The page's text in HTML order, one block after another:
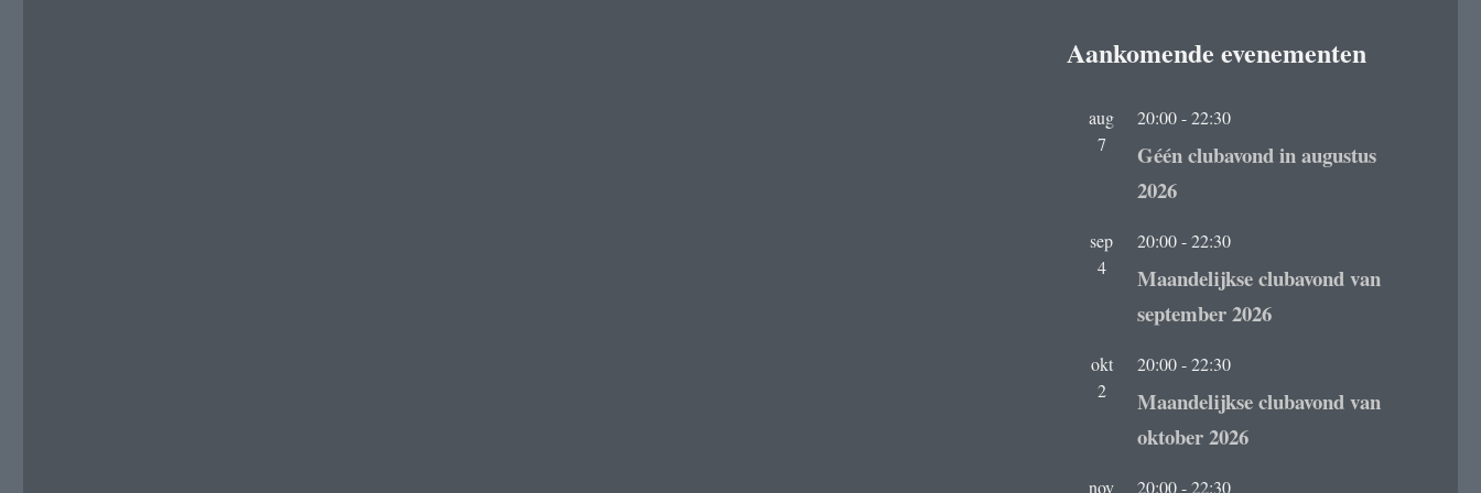
Aankomende evenementen
aug
7
20:00-22:30
Géén clubavond in augustus
2026
sep
4
20:00-22:30
Maandelijkse clubavond van
september 2026
okt
2
20:00-22:30
Maandelijkse clubavond van
oktober 2026
nov 20:00-22:30